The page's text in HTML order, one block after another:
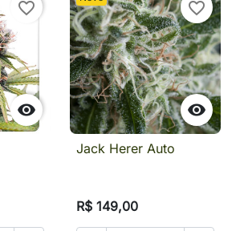

favorite_border

favorite_border
Jack Herer Auto
R$ 149,00